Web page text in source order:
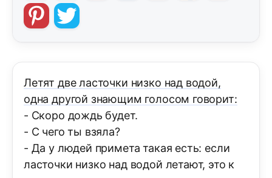
Летят две ласточки низко над водой,
одна другой знающим голосом говорит:
- Скоро дождь будет.
- С чего ты взяла?
- Да у людей примета такая есть: если
ласточки низко над водой летают, это к